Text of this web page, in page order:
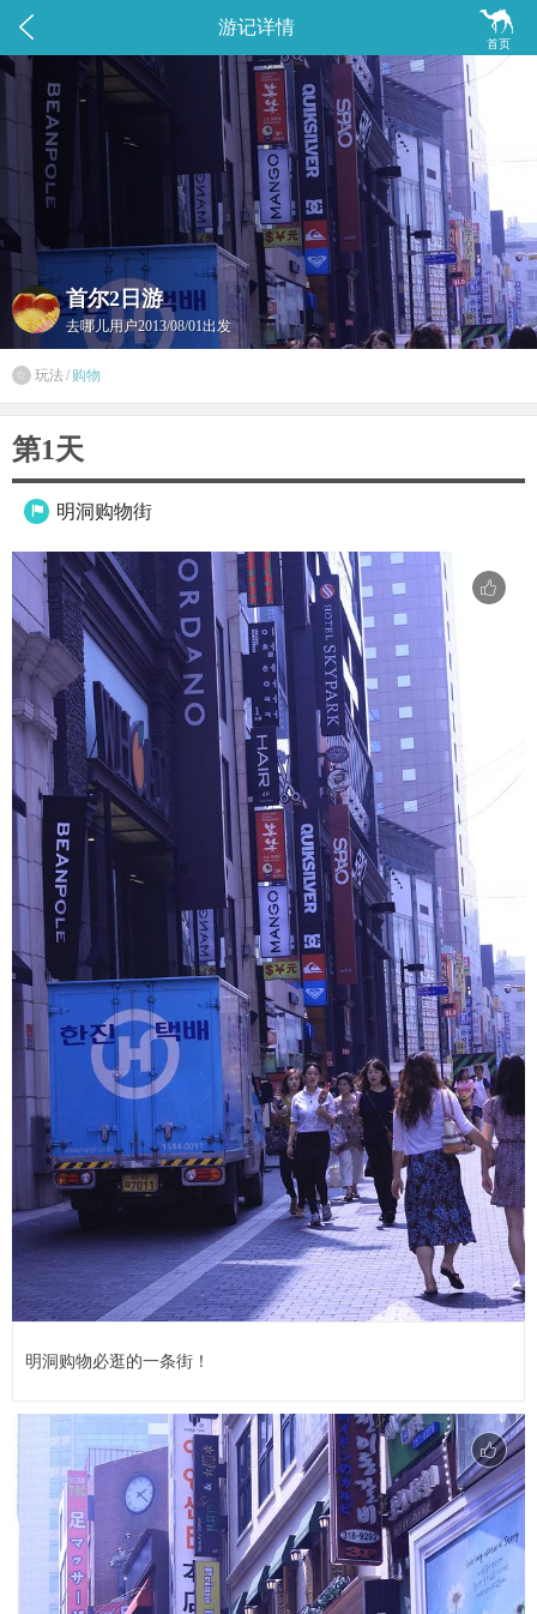
 
首页
游记详情
首尔2日游
去哪儿用户2013/08/01出发
 玩法 / 购物
第1天
 明洞购物街
明洞购物必逛的一条街！